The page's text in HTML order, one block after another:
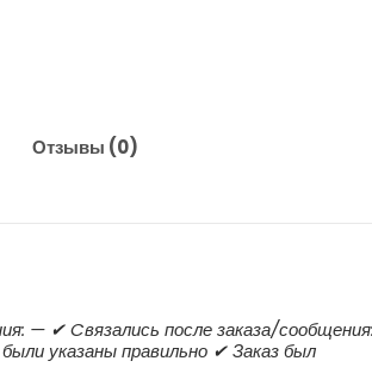
Отзывы (0)
— ✔ Cвязались после заказа/
указаны правильно ✔ Заказ был